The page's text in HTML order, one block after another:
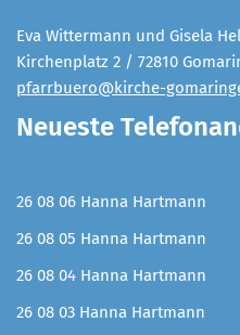
Eva Wittermann und Gisela
Kirchenplatz 2 / 72810
pfarrbuero@kirche-
Neueste
26 08 06 Hanna Hartmann
26 08 05 Hanna Hartmann
26 08 04 Hanna Hartmann
26 08 03 Hanna Hartmann